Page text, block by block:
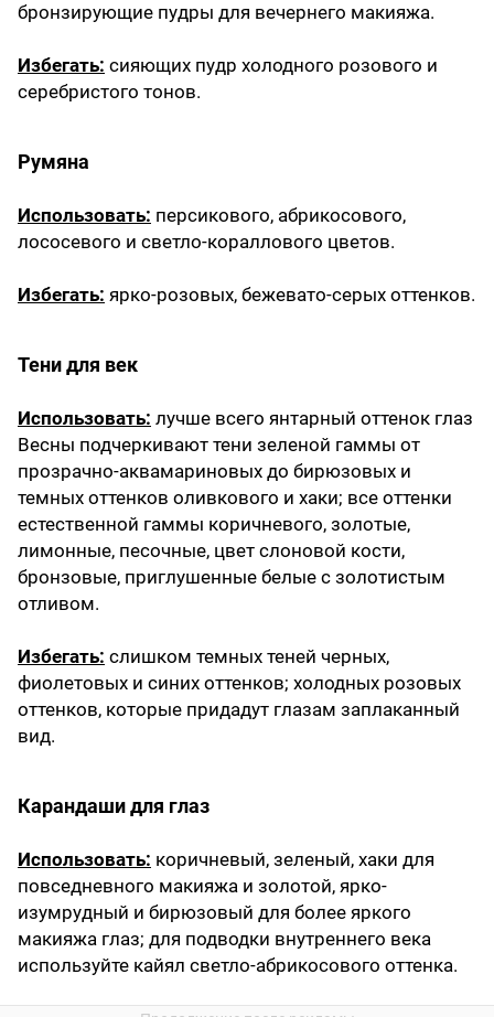
бронзирующие пудры для вечернего макияжа.
Избегать: сияющих пудр холодного розового и
серебристого тонов.
Румяна
Использовать: персикового, абрикосового,
лососевого и светло-кораллового цветов.
Избегать: ярко-розовых, бежевато-серых оттенков.
Тени для век
Использовать: лучше всего янтарный оттенок глаз
Весны подчеркивают тени зеленой гаммы от
прозрачно-аквамариновых до бирюзовых и
темных оттенков оливкового и хаки; все оттенки
естественной гаммы коричневого, золотые,
лимонные, песочные, цвет слоновой кости,
бронзовые, приглушенные белые с золотистым
отливом.
Избегать: слишком темных теней черных,
фиолетовых и синих оттенков; холодных розовых
оттенков, которые придадут глазам заплаканный
вид.
Карандаши для глаз
Использовать: коричневый, зеленый, хаки для
повседневного макияжа и золотой, ярко-
изумрудный и бирюзовый для более яркого
макияжа глаз; для подводки внутреннего века
используйте кайял светло-абрикосового оттенка.